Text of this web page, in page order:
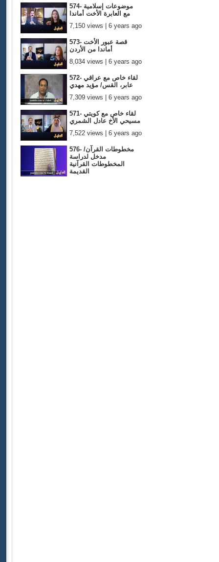
574- موضوعات إسلامية
مع العابرة الأخت أماندا
7,150 views | 6 years ago
573- قصة عبور الأخت
أماندا من الأردن
8,034 views | 6 years ago
572- لقاء خاص مع عراقي
عابر، القس/ مؤيد مهدي
7,309 views | 6 years ago
571- لقاء خاص مع كويتي
مسيحي الأخ عادل الشمري
7,522 views | 6 years ago
576- مخطوطات القرآن/
مدخل لدراسة
المخطوطات القرآنية
القديمة